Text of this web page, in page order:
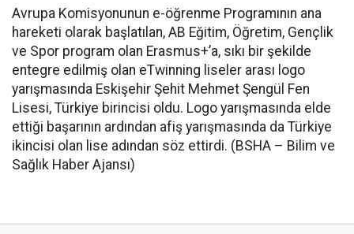
Avrupa Komisyonunun e-öğrenme Programının ana
hareketi olarak başlatılan, AB Eğitim, Öğretim, Gençlik
ve Spor program olan Erasmus+’a, sıkı bir şekilde
entegre edilmiş olan eTwinning liseler arası logo
yarışmasında Eskişehir Şehit Mehmet Şengül Fen
Lisesi, Türkiye birincisi oldu. Logo yarışmasında elde
ettiği başarının ardından afiş yarışmasında da Türkiye
ikincisi olan lise adından söz ettirdi. (BSHA – Bilim ve
Sağlık Haber Ajansı)